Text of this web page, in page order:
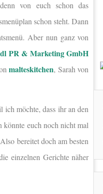
von euch schon das
schon steht. Dann
Aber nun ganz von
PR & Marketing GmbH
malteskitchen, Sarah von
ich möchte, dass ihr an den
könnte euch noch nicht mal
bereitet doch am besten
einzelnen Gerichte näher